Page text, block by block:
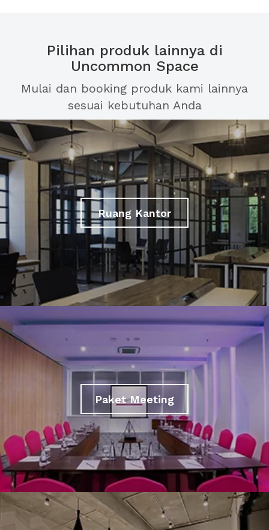
Pilihan produk lainnya di
Uncommon Space
Mulai dan booking produk kami lainnya
sesuai kebutuhan Anda
Ruang Kantor
Paket Meeting